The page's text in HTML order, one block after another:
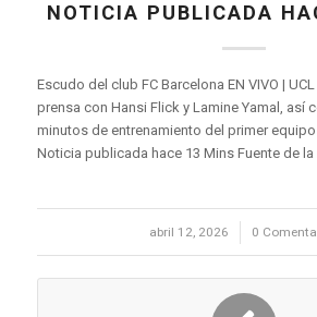
NOTICIA PUBLICADA
Escudo del club FC Barcelona EN VIVO |
prensa con Hansi Flick y Lamine Yamal, así
minutos de entrenamiento del primer
Noticia publicada hace 13 Mins Fuente de
abril 12, 2026
/ 0